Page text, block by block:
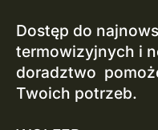
Dostęp do
termowizyjnych i
doradztwo
Twoich potrzeb.